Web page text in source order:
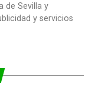
de Sevilla y
y servicios